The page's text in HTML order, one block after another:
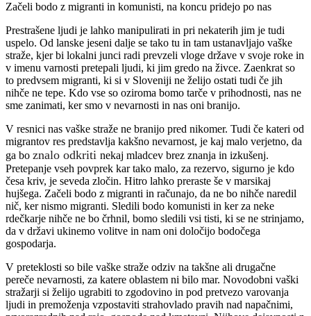
Začeli bodo z migranti in komunisti, na koncu pridejo po nas
Prestrašene ljudi je lahko manipulirati in pri nekaterih jim je tudi
uspelo. Od lanske jeseni dalje se tako tu in tam ustanavljajo vaške
straže, kjer bi lokalni junci radi prevzeli vloge države v svoje roke in
v imenu varnosti pretepali ljudi, ki jim gredo na živce. Zaenkrat so
to predvsem migranti, ki si v Sloveniji ne želijo ostati tudi če jih
nihče ne tepe. Kdo vse so oziroma bomo tarče v prihodnosti, nas ne
sme zanimati, ker smo v nevarnosti in nas oni branijo.
V resnici nas vaške straže ne branijo pred nikomer. Tudi če kateri od
migrantov res predstavlja kakšno nevarnost, je kaj malo verjetno, da
ga bo znalo odkriti nekaj mladcev brez znanja in izkušenj.
Pretepanje vseh povprek kar tako malo, za rezervo, sigurno je kdo
česa kriv, je seveda zločin. Hitro lahko preraste še v marsikaj
hujšega. Začeli bodo z migranti in računajo, da ne bo nihče naredil
nič, ker nismo migranti. Sledili bodo komunisti in ker za neke
rdečkarje nihče ne bo črhnil, bomo sledili vsi tisti, ki se ne strinjamo,
da v državi ukinemo volitve in nam oni določijo bodočega
gospodarja.
V preteklosti so bile vaške straže odziv na takšne ali drugačne
pereče nevarnosti, za katere oblastem ni bilo mar. Novodobni vaški
stražarji si želijo ugrabiti to zgodovino in pod pretvezo varovanja
ljudi in premoženja vzpostaviti strahovlado pravih nad napačnimi,